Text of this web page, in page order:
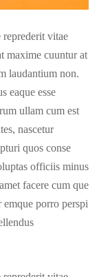
reprederit vitae
maxime cuuntur at
laudantium non.
eaque esse
ullam cum est
nascetur
quos conse
officiis minus
facere cum que
porro perspi